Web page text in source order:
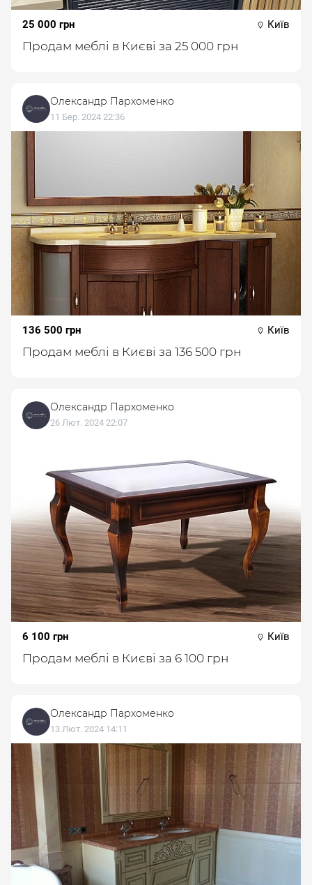
25 000 грн Київ
Продам меблі в Києві за 25 000 грн
Олександр Пархоменко
11 Бер. 2024 22:36
136 500 грн Київ
Продам меблі в Києві за 136 500 грн
Олександр Пархоменко
26 Лют. 2024 22:07
6 100 грн Київ
Продам меблі в Києві за 6 100 грн
Олександр Пархоменко
13 Лют. 2024 14:11